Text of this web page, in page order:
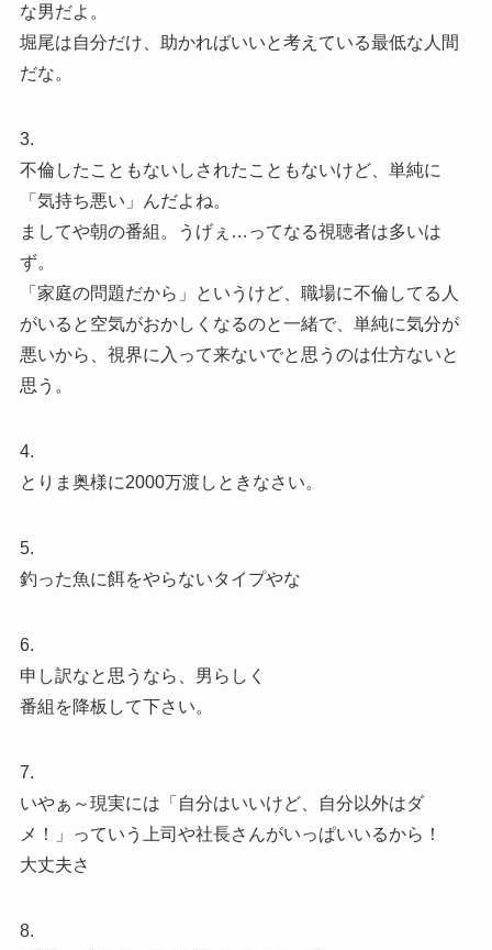
な男だよ。
堀尾は自分だけ、助かればいいと考えている最低な人間
だな。
3.
不倫したこともないしされたこともないけど、単純に
「気持ち悪い」んだよね。
ましてや朝の番組。うげぇ…ってなる視聴者は多いは
ず。
「家庭の問題だから」というけど、職場に不倫してる人
がいると空気がおかしくなるのと一緒で、単純に気分が
悪いから、視界に入って来ないでと思うのは仕方ないと
思う。
4.
とりま奥様に2000万渡しときなさい。
5.
釣った魚に餌をやらないタイプやな
6.
申し訳なと思うなら、男らしく
番組を降板して下さい。
7.
いやぁ～現実には「自分はいいけど、自分以外はダ
メ！」っていう上司や社長さんがいっぱいいるから！
大丈夫さ
8.